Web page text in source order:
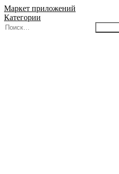
Маркет приложений
Категории